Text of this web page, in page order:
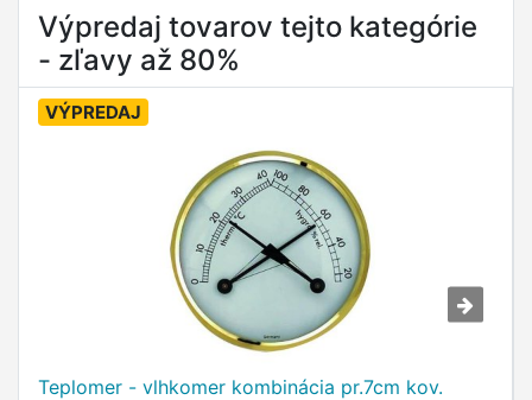
Výpredaj tovarov tejto kategórie
- zľavy až 80%
VÝPREDAJ
Teplomer - vlhkomer kombinácia pr.7cm kov.